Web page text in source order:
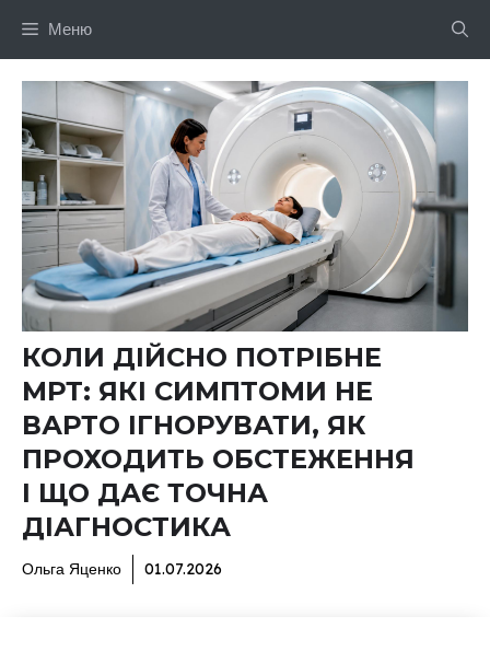
Меню
КОЛИ ДІЙСНО ПОТРІБНЕ
МРТ: ЯКІ СИМПТОМИ НЕ
ВАРТО ІГНОРУВАТИ, ЯК
ПРОХОДИТЬ ОБСТЕЖЕННЯ
І ЩО ДАЄ ТОЧНА
ДІАГНОСТИКА
Ольга Яценко 01.07.2026